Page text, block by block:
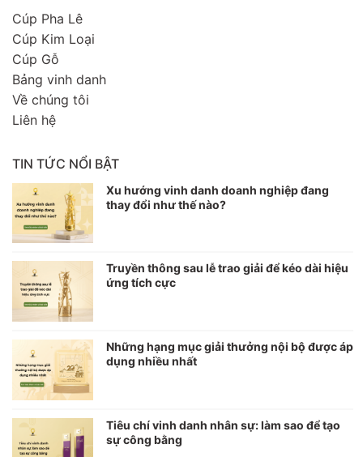
Cúp Pha Lê
Cúp Kim Loại
Cúp Gỗ
Bảng vinh danh
Về chúng tôi
Liên hệ
TIN TỨC NỔI BẬT
Xu hướng vinh danh doanh nghiệp đang
thay đổi như thế nào?
Truyền thông sau lễ trao giải để kéo dài hiệu
ứng tích cực
Những hạng mục giải thưởng nội bộ được áp
dụng nhiều nhất
Tiêu chí vinh danh nhân sự: làm sao để tạo
sự công bằng